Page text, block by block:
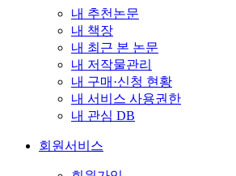
내 추천논문
내 책장
내 최근 본 논문
내 저작물관리
내 구매·신청 현황
내 서비스 사용권한
내 관심 DB
회원서비스